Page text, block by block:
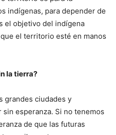
indígenas, para depender de
el objetivo del indígena
el territorio esté en manos
la tierra?
grandes ciudades y
esperanza. Si no tenemos
de que las futuras